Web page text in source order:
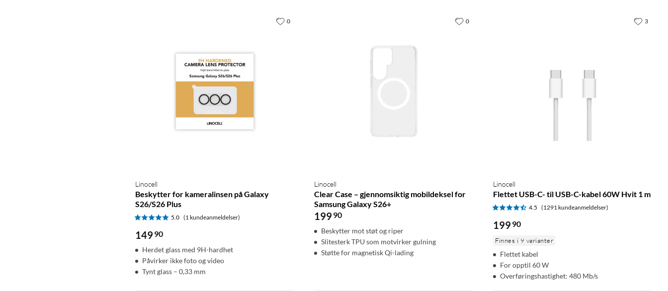
Linocell
Beskytter for kameralinsen på Galaxy
S26/S26 Plus
5.0 (1 kundeanmeldelser)
149 90
Herdet glass med 9H-hardhet
Påvirker ikke foto og video
Tynt glass – 0,33 mm
0
Linocell
Clear Case – gjennomsiktig mobildeksel for
Samsung Galaxy S26+
199 90
Beskytter mot støt og riper
Slitesterk TPU som motvirker gulning
Støtte for magnetisk Qi-lading
0
Linocell
Flettet USB-C- til USB-C-kabel 60W Hvit 1 m
4.5 (1291 kundeanmeldelser)
199 90
Finnes i 9 varianter
Flettet kabel
For opptil 60 W
Overføringshastighet: 480 Mb/s
3